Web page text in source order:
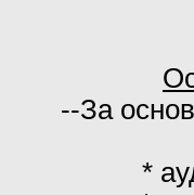
--За
*